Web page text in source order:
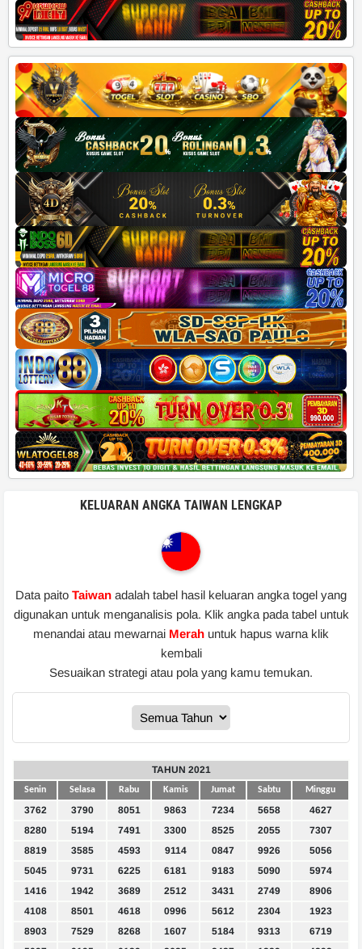
KELUARAN ANGKA TAIWAN LENGKAP
Data paito Taiwan adalah tabel hasil keluaran angka togel yang
digunakan untuk menganalisis pola. Klik angka pada tabel untuk
menandai atau mewarnai Merah untuk hapus warna klik
kembali
Sesuaikan strategi atau pola yang kamu temukan.
TAHUN 2021
Senin Selasa Rabu Kamis Jumat Sabtu Minggu
3762 3790 8051 9863 7234 5658
4627
8280
5194 7491 3300 8525 2055
7307
8819
3585 4593 9114 0847 9926
5056
5045
9731 6225 6181 9183 5090
5974
1416
1942 3689 2512 3431 2749
8906
4108
8501 4618 0996 5612 2304
1923
8903
7529 8268 1607 5184 9313
6719